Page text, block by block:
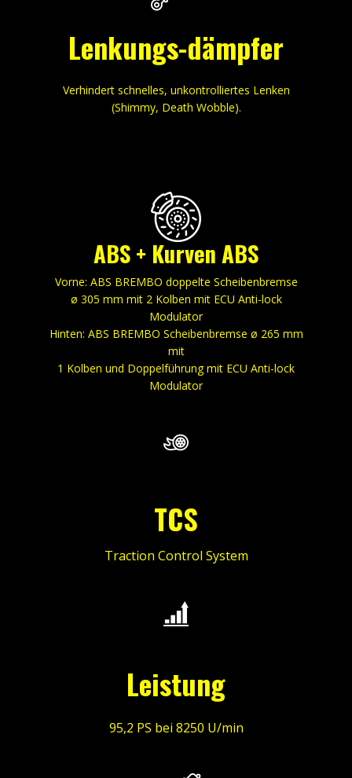
Lenkungs-dämpfer
Verhindert schnelles, unkontrolliertes Lenken
(Shimmy, Death Wobble).
ABS​ + Kurven ABS
Vorne: ABS BREMBO doppelte Scheibenbremse
ø 305 mm mit 2 Kolben mit ECU Anti-lock
Modulator
Hinten: ABS BREMBO Scheibenbremse ø 265 mm
mit
1 Kolben und Doppelführung mit ECU Anti-lock
Modulator
TCS
Traction Control System
Leistung
95,2 PS bei 8250 U/min